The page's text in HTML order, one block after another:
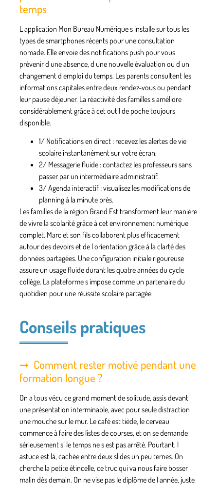
temps
L application Mon Bureau Numérique s installe sur tous les
types de smartphones récents pour une consultation
nomade. Elle envoie des notifications push pour vous
prévenir d une absence, d une nouvelle évaluation ou d un
changement d emploi du temps. Les parents consultent les
informations capitales entre deux rendez-vous ou pendant
leur pause déjeuner. La réactivité des familles s améliore
considérablement grâce à cet outil de poche toujours
disponible.
1/ Notifications en direct : recevez les alertes de vie
scolaire instantanément sur votre écran.
2/ Messagerie fluide : contactez les professeurs sans
passer par un intermédiaire administratif.
3/Agenda interactif : visualisez les modifications de
planning à la minute près.
Les familles de la région Grand Est transforment leur manière
de vivre la scolarité grâce à cet environnement numérique
complet. Marc et son fils collaborent plus efficacement
autour des devoirs et de l orientation grâce à la clarté des
données partagées. Une configuration initiale rigoureuse
assure un usage fluide durant les quatre années du cycle
collège. La plateforme s impose comme un partenaire du
quotidien pour une réussite scolaire partagée.
Conseils pratiques
Comment rester motivé pendant une
formation longue ?
On a tous vécu ce grand moment de solitude, assis devant
une présentation interminable, avec pour seule distraction
une mouche sur le mur. Le café est tiède, le cerveau
commence à faire des listes de courses, et on se demande
sérieusement si le temps ne s est pas arrêté. Pourtant, l
astuce est là, cachée entre deux slides un peu ternes. On
cherche la petite étincelle, ce truc qui va nous faire bosser
malin dès demain. On ne vise pas le diplôme de l année, juste